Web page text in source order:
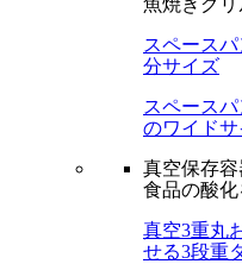
スペースパ
分サイズ
スペース
のワイド
真空保存容
食品の酸
真空3重丸
せる3段重